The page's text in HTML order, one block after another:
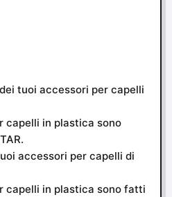
tuoi accessori per capelli
capelli in plastica sono
accessori per capelli di
capelli in plastica sono fatti